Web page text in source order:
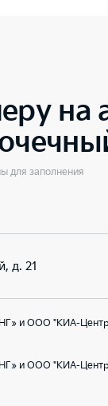
на
для заполнения
д. 21
и ООО "КИА-Центр
и ООО "КИА-Центр